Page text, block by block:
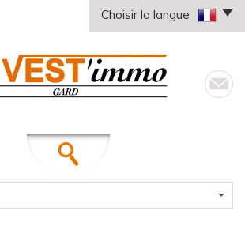
Choisir la langue